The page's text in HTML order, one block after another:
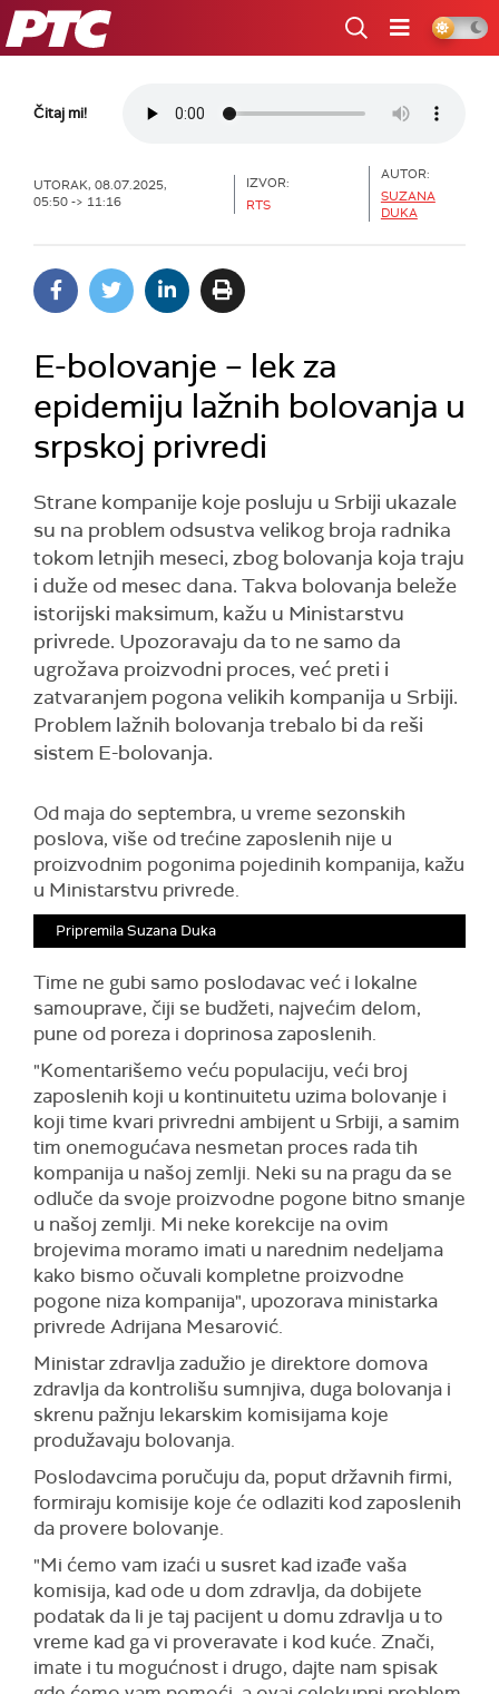
RTS
Čitaj mi!
UTORAK, 08.07.2025,
05:50 -> 11:16
IZVOR:
RTS
AUTOR:
SUZANA
DUKA
E-bolovanje – lek za
epidemiju lažnih bolovanja u
srpskoj privredi
Strane kompanije koje posluju u Srbiji ukazale
su na problem odsustva velikog broja radnika
tokom letnjih meseci, zbog bolovanja koja traju
i duže od mesec dana. Takva bolovanja beleže
istorijski maksimum, kažu u Ministarstvu
privrede. Upozoravaju da to ne samo da
ugrožava proizvodni proces, već preti i
zatvaranjem pogona velikih kompanija u Srbiji.
Problem lažnih bolovanja trebalo bi da reši
sistem E-bolovanja.
Od maja do septembra, u vreme sezonskih
poslova, više od trećine zaposlenih nije u
proizvodnim pogonima pojedinih kompanija, kažu
u Ministarstvu privrede.
Pripremila Suzana Duka
Time ne gubi samo poslodavac već i lokalne
samouprave, čiji se budžeti, najvećim delom,
pune od poreza i doprinosa zaposlenih.
"Komentarišemo veću populaciju, veći broj
zaposlenih koji u kontinuitetu uzima bolovanje i
koji time kvari privredni ambijent u Srbiji, a samim
tim onemogućava nesmetan proces rada tih
kompanija u našoj zemlji. Neki su na pragu da se
odluče da svoje proizvodne pogone bitno smanje
u našoj zemlji. Mi neke korekcije na ovim
brojevima moramo imati u narednim nedeljama
kako bismo očuvali kompletne proizvodne
pogone niza kompanija", upozorava ministarka
privrede Adrijana Mesarović.
Ministar zdravlja zadužio je direktore domova
zdravlja da kontrolišu sumnjiva, duga bolovanja i
skrenu pažnju lekarskim komisijama koje
produžavaju bolovanja.
Poslodavcima poručuju da, poput državnih firmi,
formiraju komisije koje će odlaziti kod zaposlenih
da provere bolovanje.
"Mi ćemo vam izaći u susret kad izađe vaša
komisija, kad ode u dom zdravlja, da dobijete
podatak da li je taj pacijent u domu zdravlja u to
vreme kad ga vi proveravate i kod kuće. Znači,
imate i tu mogućnost i drugo, dajte nam spisak